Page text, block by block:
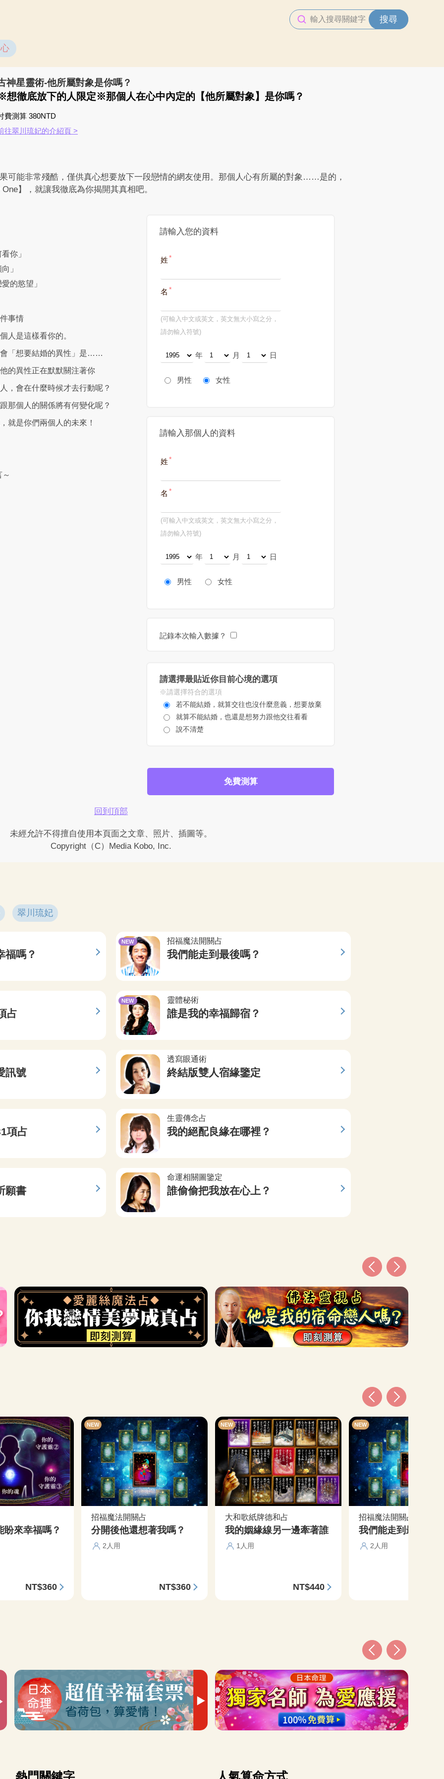
搜尋
神星靈術-他所屬對象是你嗎？
想徹底放下的人限定※那個人在心中內定的【他所屬對象】是你嗎？
費測算 380NTD
往翠川琉妃的介紹頁 >
可能非常殘酷，僅供真心想要放下一段戀情的網友使用。那個人心有所屬的對象……是的，
】，就讓我徹底為你揭開其真相吧。
你」
」
的慾望」
事情
人是這樣看你的。
「想要結婚的異性」是……
的異性正在默默關注著你
，會在什麼時候才去行動呢？
那個人的關係將有何變化呢？
就是你們兩個人的未來！
請輸入您的資料
姓
名
(可輸入中文或英文，英文無大小寫之分，
請勿輸入符號)
年 月 日
男性 女性
請輸入那個人的資料
姓
名
(可輸入中文或英文，英文無大小寫之分，
請勿輸入符號)
年 月 日
男性 女性
記錄本次輸入數據？
請選擇最貼近你目前心境的選項
※請選擇符合的選項
若不能結婚，就算交往也沒什麼意義，想要放棄
就算不能結婚，也還是想努力跟他交往看看
說不清楚
免費測算
回到頂部
未經允許不得擅自使用本頁面之文章、照片、插圖等。
Copyright（C）Media Kobo, Inc.
翠川琉妃
福嗎？
招福魔法開關占
我們能走到最後嗎？
NEW
占
靈體秘術
誰是我的幸福歸宿？
NEW
訊號
透寫眼通術
終結版雙人宿緣鑒定
項占
生靈傳念占
我的絕配良緣在哪裡？
願書
命運相關圖鑒定
誰偷偷把我放在心上？
盼來幸福嗎？
NT$360
NEW
招福魔法開關占
分開後他還想著我嗎？
2人用
NT$360
NEW
大和歌紙牌德和占
我的姻緣線另一邊牽著誰
1人用
NT$440
NEW
招福魔法開關占
我們能走到最後嗎？
2人用
熱門關鍵字 人氣算命方式